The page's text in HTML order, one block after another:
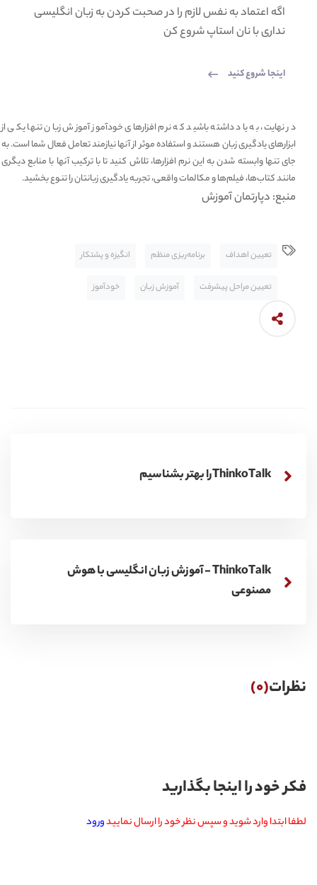
اگه اعتماد به نفس لازم را در صحبت کردن به زبان انگلیسی
نداری با نان استاپ شروع کن
اینجا شروع کنید
در نهایت، به یاد داشته باشید که نرم افزارهای خودآموز آموزش زبان تنها یکی از
ابزارهای یادگیری زبان هستند و استفاده موثر از آنها نیازمند تعامل فعال شما است. به
جای تنها وابسته شدن به این نرم افزارها، تلاش کنید تا با ترکیب آنها با منابع دیگری
مانند کتاب‌ها، فیلم‌ها و مکالمات واقعی، تجربه یادگیری زبانتان را تنوع بخشید.
منبع: دپارتمان آموزش
تعیین اهداف برنامه‌ریزی منظم انگیزه و پشتکار
تعیین مراحل پیشرفت آموزش زبان خودآموز
ThinkoTalkرا بهتر بشناسیم
ThinkoTalk - آموزش زبان انگلیسی با هوش
مصنوعی
نظرات(0)
فکر خود را اینجا بگذارید
لطفا ابتدا وارد شوید و سپس نظر خود را ارسال نماییدورود